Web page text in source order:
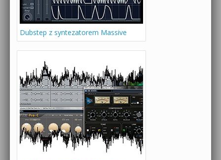
Dubstep z syntezatorem Massive